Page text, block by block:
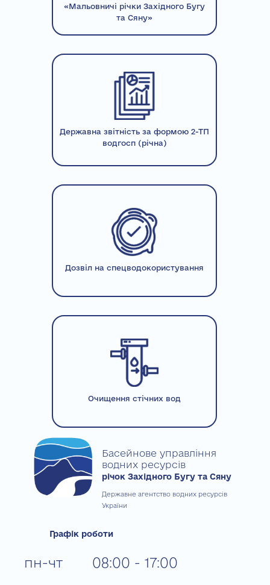
«Мальовничі річки Західного Бугу
та Сяну»
Державна звітність за формою 2-ТП
водгосп (річна)
Дозвіл на спецводокористування
Очищення стічних вод
Басейнове управління
водних ресурсів
річок Західного Бугу та Сяну
Державне агентство водних ресурсів
України
Графік роботи
пн-чт
08:00 - 17:00